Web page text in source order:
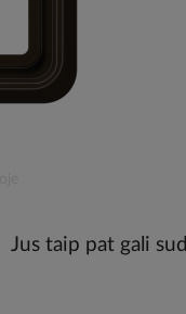
Jus taip pat gali